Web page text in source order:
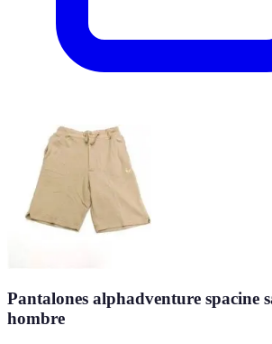
Pantalones alphadventure spacine
hombre